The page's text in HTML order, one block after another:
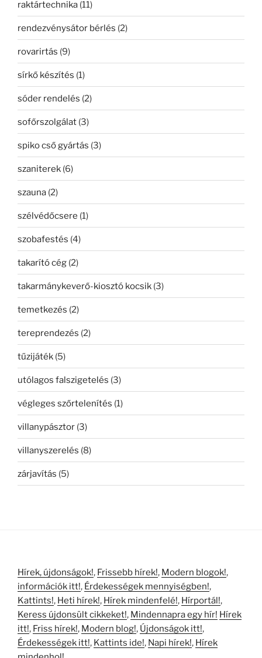
raktártechnika (11)
rendezvénysátor bérlés (2)
rovarirtás (9)
sírkő készítés (1)
sóder rendelés (2)
sofőrszolgálat (3)
spiko cső gyártás (3)
szaniterek (6)
szauna (2)
szélvédőcsere (1)
szobafestés (4)
takarító cég (2)
takarmánykeverő-kiosztó kocsik (3)
temetkezés (2)
tereprendezés (2)
tűzijáték (5)
utólagos falszigetelés (3)
végleges szőrtelenítés (1)
villanypásztor (3)
villanyszerelés (8)
zárjavítás (5)
Hírek, újdonságok!, Frissebb hírek!, Modern blogok!,
információk itt!, Érdekességek mennyiségben!,
Kattints!, Heti hírek!, Hírek mindenfelé!, Hírportál!,
Keress újdonsült cikkeket!, Mindennapra egy hír! Hírek
itt!, Friss hírek!, Modern blog!, Újdonságok itt!,
Érdekességek itt!, Kattints ide!, Napi hírek!, Hírek